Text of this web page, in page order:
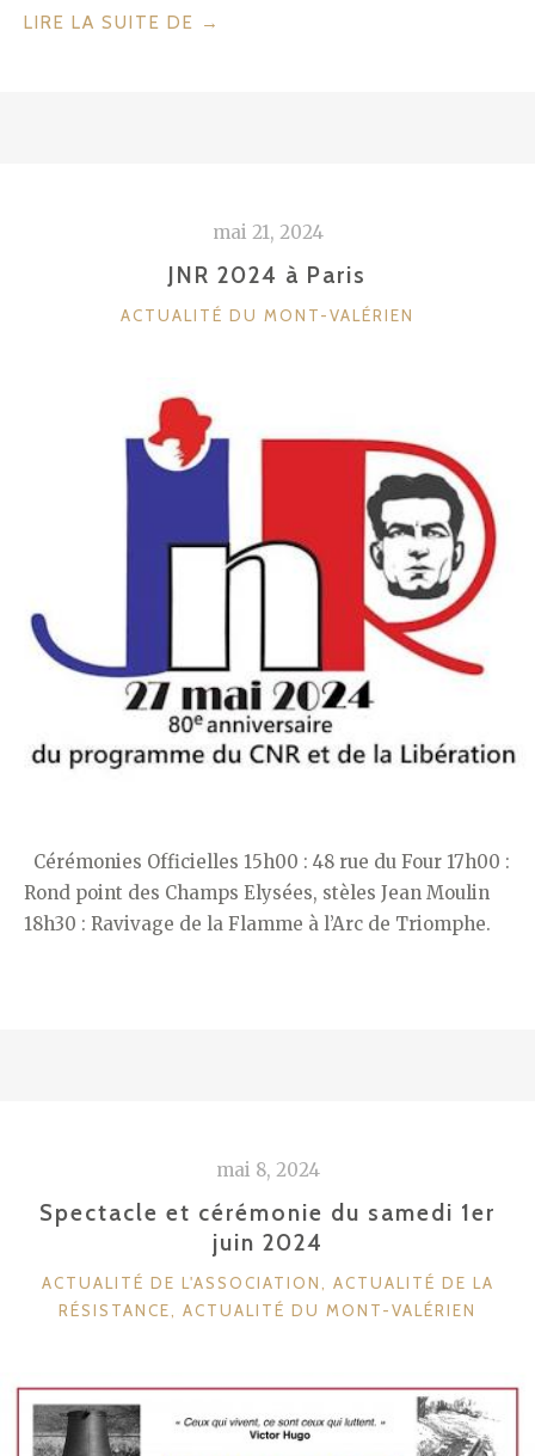
LIRE LA SUITE DE « JOURNÉE
→
mai 21, 2024
JNR 2024 à Paris
CATÉGORIES
ACTUALITÉ DU MONT-VALÉRIEN
Cérémonies Officielles 15h00 : 48 rue du Four 17h00 :
Rond point des Champs Elysées, stèles Jean Moulin
18h30 : Ravivage de la Flamme à l’Arc de Triomphe.
mai 8, 2024
Spectacle et cérémonie du samedi 1er
juin 2024
CATÉGORIES
ACTUALITÉ DE L'ASSOCIATION, ACTUALITÉ DE LA
RÉSISTANCE, ACTUALITÉ DU MONT-VALÉRIEN